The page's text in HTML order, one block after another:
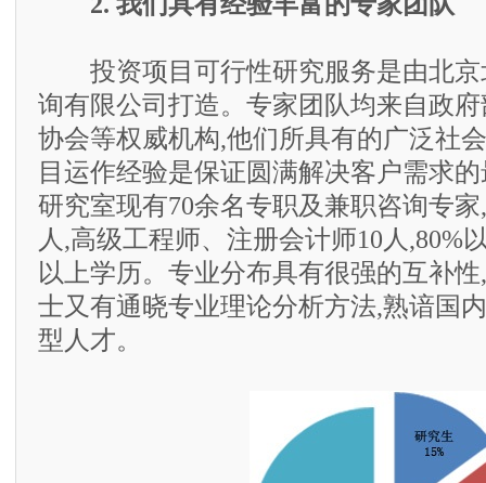
投资项目可行性研究服务是由北京
询有限公司打造。专家团队均来自政
协会等权威机构,他们所具有的广泛社
目运作经验是保证圆满解决客户需求
研究室现有70余名专职及兼职咨询专
人,高级工程师、注册会计师10人,80%
以上学历。专业分布具有很强的互补
士又有通晓专业理论分析方法,熟谙国
型人才。